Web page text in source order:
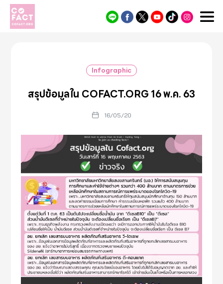
Cofact
Infographic
สรุปข้อมูลใน COFACT.ORG 16 พ.ค. 63
16/05/20